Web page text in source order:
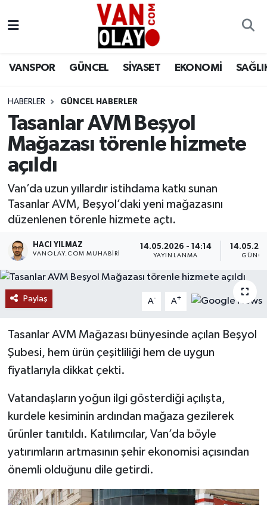
VANSPOR GÜNCEL SİYASET EKONOMİ
HABERLER GÜNCEL HABERLER
Tasanlar AVM Beşyol
Mağazası törenle hizmete
açıldı
Van’da uzun yıllardır istihdama katkı sunan
Tasanlar AVM, Beşyol’daki yeni mağazasını
düzenlenen törenle hizmete açtı.
HACI YILMAZ
VANOLAY.COM MUHABIRI
14.05.2026 - 14:14
YAYINLANMA
Paylaş A- A+
Tasanlar AVM Mağazası bünyesinde açılan Beşyol
Şubesi, hem ürün çeşitliliği hem de uygun
fiyatlarıyla dikkat çekti.
Vatandaşların yoğun ilgi gösterdiği açılışta,
kurdele kesiminin ardından mağaza gezilerek
ürünler tanıtıldı. Katılımcılar, Van’da böyle
yatırımların artmasının şehir ekonomisi açısından
önemli olduğunu dile getirdi.
Siyaset
Ekonomi
Sağlık
Dünya
RESMİ İLANLAR
Van Nöbetçi Eczaneler
Van Namaz Vakitleri
Van Trafik Yoğunluk Haritası
Süper Lig Puan Durumu ve Fikstür
Tüm Manşetler
Haber Arşivi